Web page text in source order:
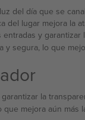
del día que se
lugar mejora la
entradas y
segura, lo que
la
mejora aún más